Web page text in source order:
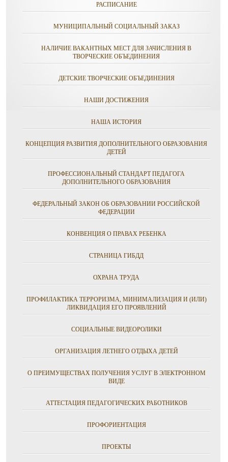
РАСПИСАНИЕ
МУНИЦИПАЛЬНЫЙ СОЦИАЛЬНЫЙ ЗАКАЗ
НАЛИЧИЕ ВАКАНТНЫХ МЕСТ ДЛЯ ЗАЧИСЛЕНИЯ В
ТВОРЧЕСКИЕ ОБЪЕДИНЕНИЯ
ДЕТСКИЕ ТВОРЧЕСКИЕ ОБЪЕДИНЕНИЯ
НАШИ ДОСТИЖЕНИЯ
НАША ИСТОРИЯ
КОНЦЕПЦИЯ РАЗВИТИЯ ДОПОЛНИТЕЛЬНОГО ОБРАЗОВАНИЯ
ДЕТЕЙ
ПРОФЕССИОНАЛЬНЫЙ СТАНДАРТ ПЕДАГОГА
ДОПОЛНИТЕЛЬНОГО ОБРАЗОВАНИЯ
ФЕДЕРАЛЬНЫЙ ЗАКОН ОБ ОБРАЗОВАНИИ РОССИЙСКОЙ
ФЕДЕРАЦИИ
КОНВЕНЦИЯ О ПРАВАХ РЕБЕНКА
СТРАНИЦА ГИБДД
ОХРАНА ТРУДА
ПРОФИЛАКТИКА ТЕРРОРИЗМА, МИНИМАЛИЗАЦИЯ И (ИЛИ)
ЛИКВИДАЦИЯ ЕГО ПРОЯВЛЕНИЙ
СОЦИАЛЬНЫЕ ВИДЕОРОЛИКИ
ОРГАНИЗАЦИЯ ЛЕТНЕГО ОТДЫХА ДЕТЕЙ
О ПРЕИМУЩЕСТВАХ ПОЛУЧЕНИЯ УСЛУГ В ЭЛЕКТРОННОМ
ВИДЕ
АТТЕСТАЦИЯ ПЕДАГОГИЧЕСКИХ РАБОТНИКОВ
ПРОФОРИЕНТАЦИЯ
ПРОЕКТЫ